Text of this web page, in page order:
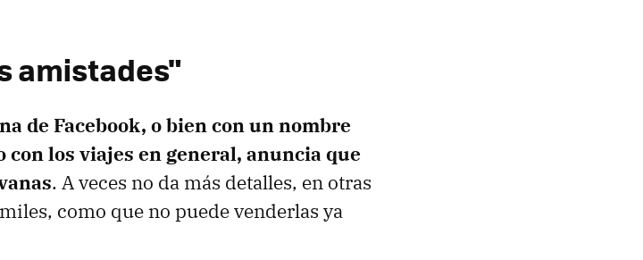
amistades"
de Facebook, o bien con un nombre
con los viajes en general, anuncia que
. A veces no da más detalles, en otras
como que no puede venderlas ya